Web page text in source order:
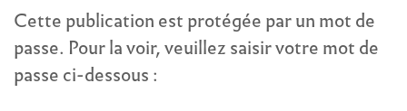
Cette publication est protégée par un mot de
passe. Pour la voir, veuillez saisir votre mot de
passe ci-dessous :